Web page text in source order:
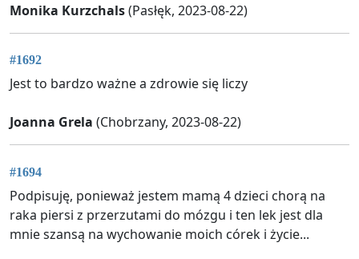
Monika Kurzchals(Pasłęk, 2023-08-22)
#1692
Jest to bardzo ważne a zdrowie się liczy
Joanna Grela (Chobrzany, 2023-08-22)
#1694
Podpisuję, ponieważ jestem mamą 4 dzieci chorą na
raka piersi z przerzutami do mózgu i ten lek jest dla
mnie szansą na wychowanie moich córek i życie...